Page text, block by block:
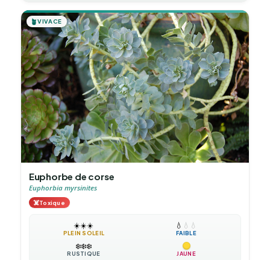
🪴VIVACE
Euphorbe de corse
Euphorbia myrsinites
☠️Toxique
☀️☀️☀️
PLEIN SOLEIL
💧 💧 💧
FAIBLE
❄️❄️❄️
RUSTIQUE JAUNE